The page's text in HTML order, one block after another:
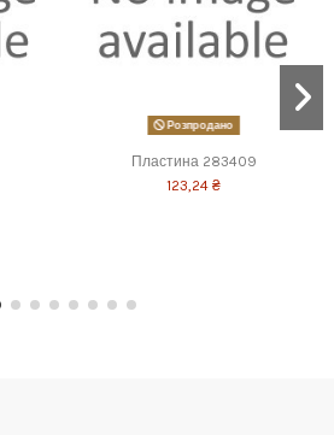
Розпродано
Пластина 283409
123,24 ₴